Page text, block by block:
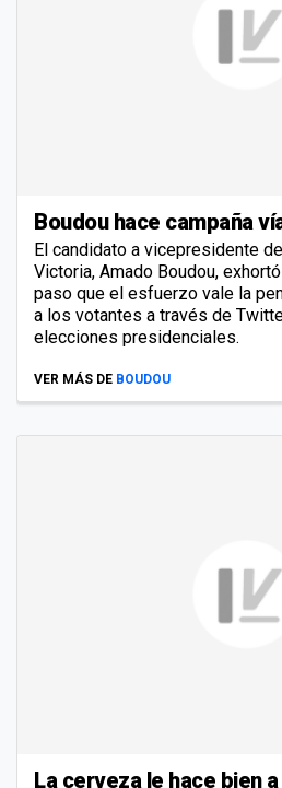
Boudou hace campaña
El candidato a vicepresidente
Victoria, Amado Boudou,
paso que el esfuerzo vale la
a los votantes a través de
elecciones presidenciales.
VER MÁS DE BOUDOU
La cerveza le hace bien